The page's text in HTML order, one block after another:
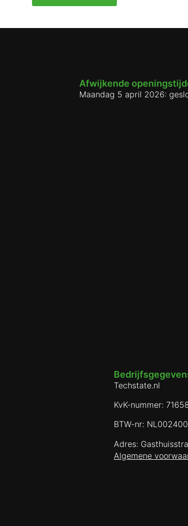
Afwijkende
Maandag 5 april 2026:
Techstate.nl
KvK-nummer:
BTW-nr:
Adres:
Algemene